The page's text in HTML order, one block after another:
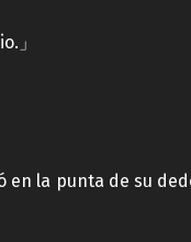
」
la punta de su